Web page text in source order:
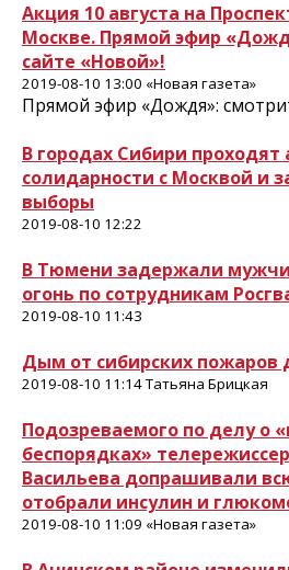
Акция 10 августа на
Москве. Прямой эфир
сайте «Новой»!
2019-08-10 13:00 «Новая газета»
Прямой эфир «Дождя»:
В городах Сибири проходят
солидарности с Москвой и
выборы
2019-08-10 12:22
В Тюмени задержали
огонь по сотрудникам
2019-08-10 11:43
Дым от сибирских
2019-08-10 11:14 Татьяна Брицкая
Подозреваемого по делу о
беспорядках»
Васильева допрашивали
отобрали инсулин и
2019-08-10 11:09 «Новая газета»